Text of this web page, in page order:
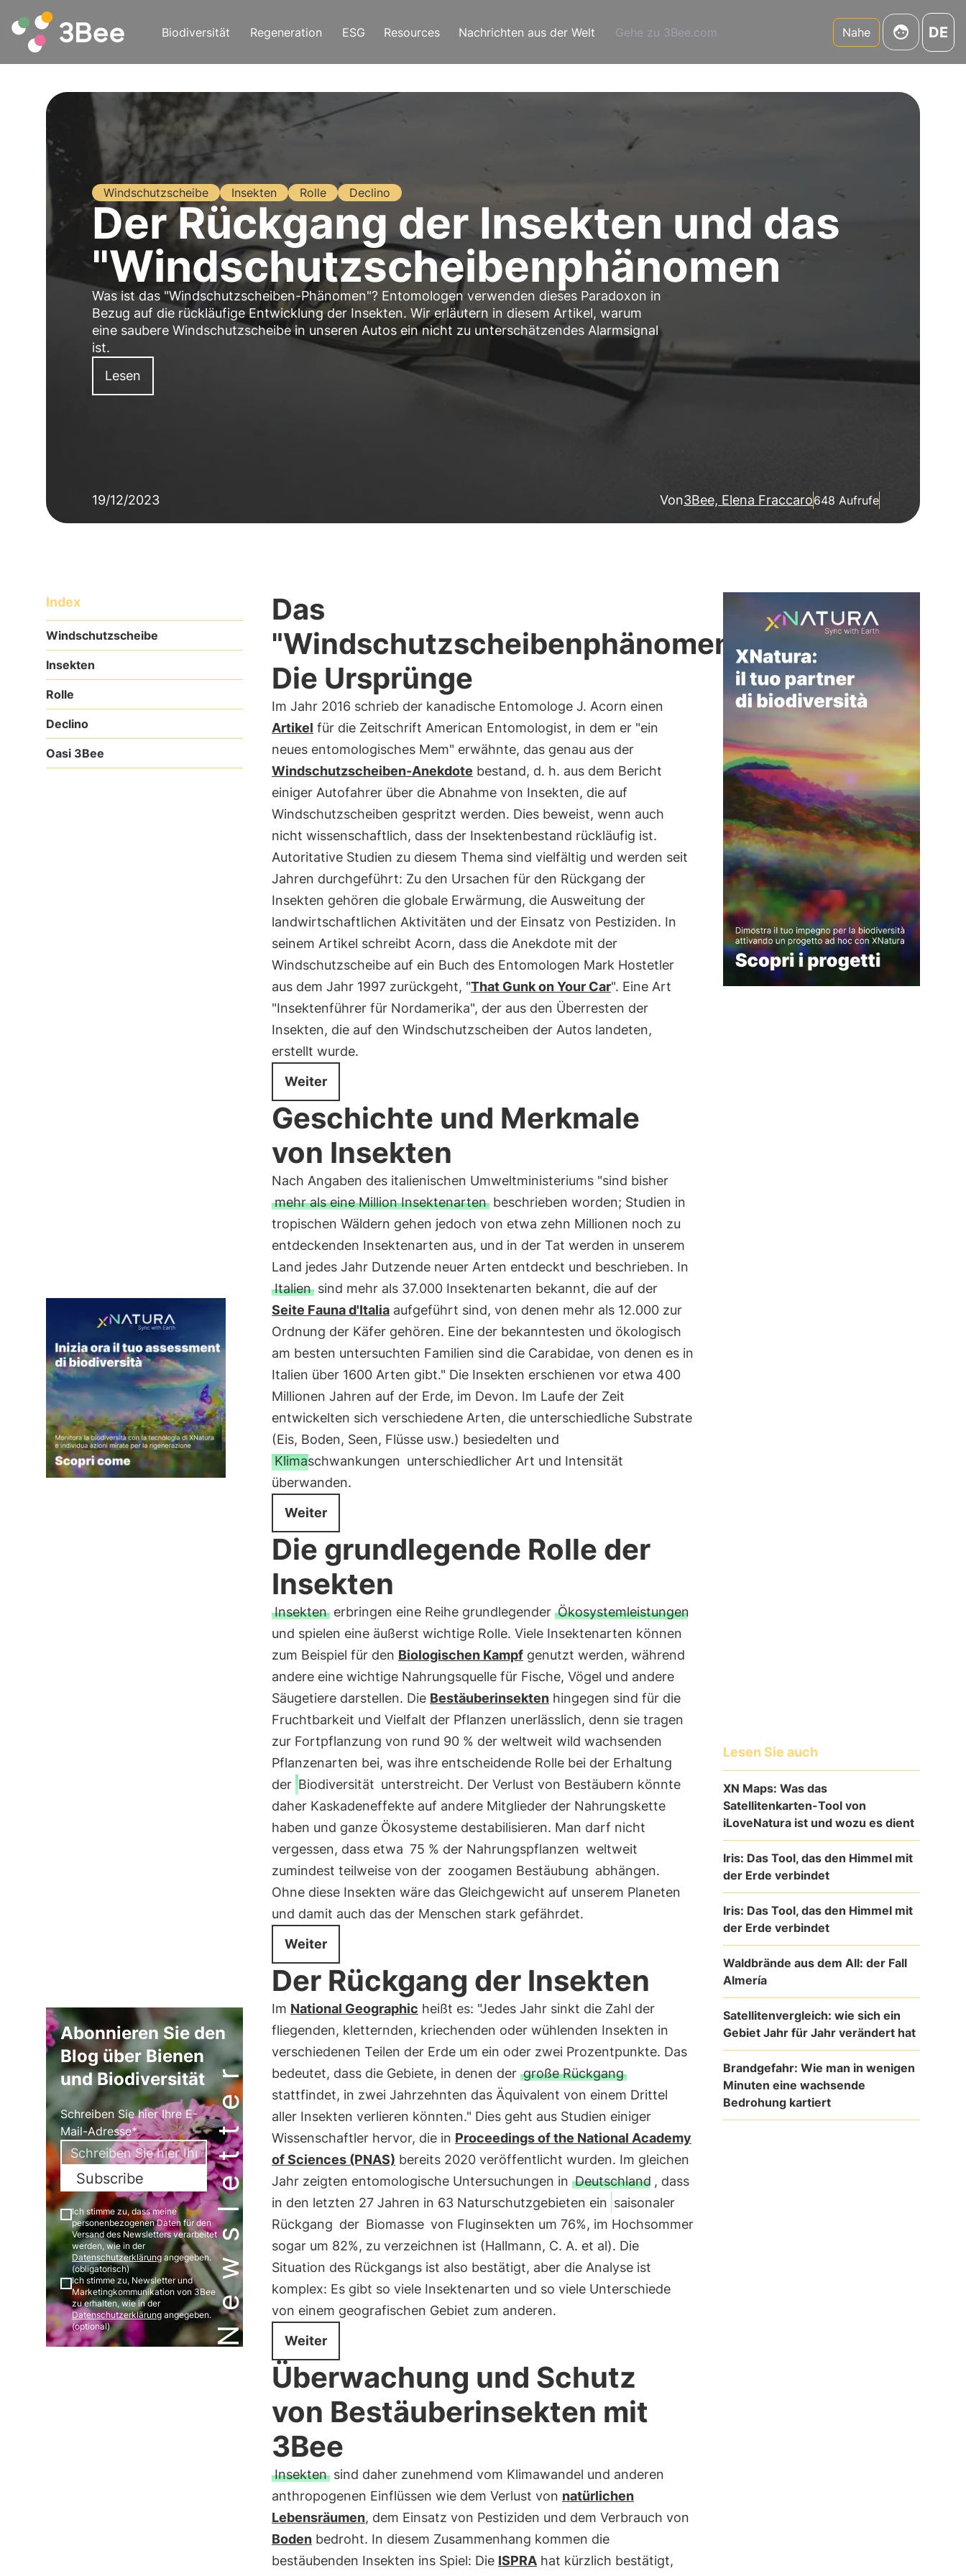
Biodiversität Regeneration ESG Resources Nachrichten aus der Welt Gehe zu 3Bee.com Nahe DE
Windschutzscheibe Insekten Rolle Declino
Der Rückgang der Insekten und das
"Windschutzscheibenphänomen
Was ist das "Windschutzscheiben-Phänomen"? Entomologen verwenden dieses Paradoxon in
Bezug auf die rückläufige Entwicklung der Insekten. Wir erläutern in diesem Artikel, warum
eine saubere Windschutzscheibe in unseren Autos ein nicht zu unterschätzendes Alarmsignal
ist.
Lesen
19/12/2023 Von3Bee, Elena Fraccaro648 Aufrufe
Index
Windschutzscheibe
Insekten
Rolle
Declino
Oasi 3Bee
Newsletter
Abonnieren Sie den
Blog über Bienen
und Biodiversität
Schreiben Sie hier Ihre E-
Mail-Adresse*
Subscribe
Ich stimme zu, dass meine
personenbezogenen Daten für den
Versand des Newsletters verarbeitet
werden, wie in der
Datenschutzerklärungangegeben.
(obligatorisch)
Ich stimme zu, Newsletter und
Marketingkommunikation von 3Bee
zu erhalten, wie in der
Datenschutzerklärung angegeben.
(optional)
Das
"Windschutzscheibenphänomen":
Die Ursprünge
Im Jahr 2016 schrieb der kanadische Entomologe J. Acorn einen
Artikel für die Zeitschrift American Entomologist, in dem er "ein
neues entomologisches Mem" erwähnte, das genau aus der
Windschutzscheiben-Anekdote bestand, d. h. aus dem Bericht
einiger Autofahrer über die Abnahme von Insekten, die auf
Windschutzscheiben gespritzt werden. Dies beweist, wenn auch
nicht wissenschaftlich, dass der Insektenbestand rückläufig ist.
Autoritative Studien zu diesem Thema sind vielfältig und werden seit
Jahren durchgeführt: Zu den Ursachen für den Rückgang der
Insekten gehören die globale Erwärmung, die Ausweitung der
landwirtschaftlichen Aktivitäten und der Einsatz von Pestiziden. In
seinem Artikel schreibt Acorn, dass die Anekdote mit der
Windschutzscheibe auf ein Buch des Entomologen Mark Hostetler
aus dem Jahr 1997 zurückgeht, "That Gunk on Your Car". Eine Art
"Insektenführer für Nordamerika", der aus den Überresten der
Insekten, die auf den Windschutzscheiben der Autos landeten,
erstellt wurde.
Weiter
Geschichte und Merkmale
von Insekten
Nach Angaben des italienischen Umweltministeriums "sind bisher
mehr als eine Million Insektenartenbeschrieben worden; Studien in
tropischen Wäldern gehen jedoch von etwa zehn Millionen noch zu
entdeckenden Insektenarten aus, und in der Tat werden in unserem
Land jedes Jahr Dutzende neuer Arten entdeckt und beschrieben. In
Italiensind mehr als 37.000 Insektenarten bekannt, die auf der
Seite Fauna d'Italiaaufgeführt sind, von denen mehr als 12.000 zur
Ordnung der Käfer gehören. Eine der bekanntesten und ökologisch
am besten untersuchten Familien sind die Carabidae, von denen es in
Italien über 1600 Arten gibt." Die Insekten erschienen vor etwa 400
Millionen Jahren auf der Erde, im Devon. Im Laufe der Zeit
entwickelten sich verschiedene Arten, die unterschiedliche Substrate
(Eis, Boden, Seen, Flüsse usw.) besiedelten und
Klimaschwankungen unterschiedlicher Art und Intensität
überwanden.
Weiter
Die grundlegende Rolle der
Insekten
Insektenerbringen eine Reihe grundlegender Ökosystemleistungen
und spielen eine äußerst wichtige Rolle. Viele Insektenarten können
zum Beispiel für den Biologischen Kampfgenutzt werden, während
andere eine wichtige Nahrungsquelle für Fische, Vögel und andere
Säugetiere darstellen. Die Bestäuberinsektenhingegen sind für die
Fruchtbarkeit und Vielfalt der Pflanzen unerlässlich, denn sie tragen
zur Fortpflanzung von rund 90 % der weltweit wild wachsenden
Pflanzenarten bei, was ihre entscheidende Rolle bei der Erhaltung
der Biodiversität unterstreicht. Der Verlust von Bestäubern könnte
daher Kaskadeneffekte auf andere Mitglieder der Nahrungskette
haben und ganze Ökosysteme destabilisieren. Man darf nicht
vergessen, dass etwa 75 % der Nahrungspflanzen weltweit
zumindest teilweise von der zoogamen Bestäubung abhängen.
Ohne diese Insekten wäre das Gleichgewicht auf unserem Planeten
und damit auch das der Menschen stark gefährdet.
Weiter
Der Rückgang der Insekten
Im National Geographic heißt es: "Jedes Jahr sinkt die Zahl der
fliegenden, kletternden, kriechenden oder wühlenden Insekten in
verschiedenen Teilen der Erde um ein oder zwei Prozentpunkte. Das
bedeutet, dass die Gebiete, in denen der große Rückgang
stattfindet, in zwei Jahrzehnten das Äquivalent von einem Drittel
aller Insekten verlieren könnten." Dies geht aus Studien einiger
Wissenschaftler hervor, die in Proceedings of the National Academy
of Sciences (PNAS) bereits 2020 veröffentlicht wurden. Im gleichen
Jahr zeigten entomologische Untersuchungen in Deutschland , dass
in den letzten 27 Jahren in 63 Naturschutzgebieten ein saisonaler
Rückgang der Biomasse von Fluginsekten um 76%, im Hochsommer
sogar um 82%, zu verzeichnen ist (Hallmann, C. A. et al). Die
Situation des Rückgangs ist also bestätigt, aber die Analyse ist
komplex: Es gibt so viele Insektenarten und so viele Unterschiede
von einem geografischen Gebiet zum anderen.
Weiter
Überwachung und Schutz
von Bestäuberinsekten mit
3Bee
Insektensind daher zunehmend vom Klimawandel und anderen
anthropogenen Einflüssen wie dem Verlust von natürlichen
Lebensräumen, dem Einsatz von Pestiziden und dem Verbrauch von
Bodenbedroht. In diesem Zusammenhang kommen die
bestäubenden Insekten ins Spiel: Die ISPRAhat kürzlich bestätigt,
Lesen Sie auch
XN Maps: Was das
Satellitenkarten-Tool von
iLoveNatura ist und wozu es dient
Iris: Das Tool, das den Himmel mit
der Erde verbindet
Iris: Das Tool, das den Himmel mit
der Erde verbindet
Waldbrände aus dem All: der Fall
Almería
Satellitenvergleich: wie sich ein
Gebiet Jahr für Jahr verändert hat
Brandgefahr: Wie man in wenigen
Minuten eine wachsende
Bedrohung kartiert